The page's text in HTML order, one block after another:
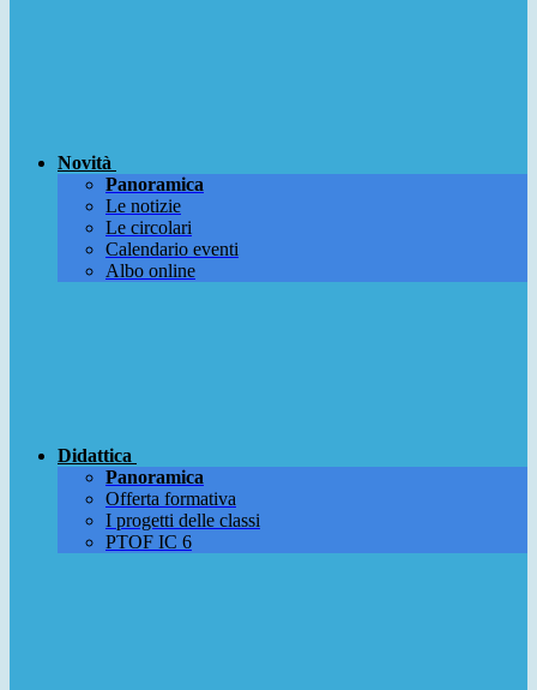
Novità
Panoramica
Le notizie
Le circolari
Calendario eventi
Albo online
Didattica
Panoramica
Offerta formativa
I progetti delle classi
PTOF IC 6